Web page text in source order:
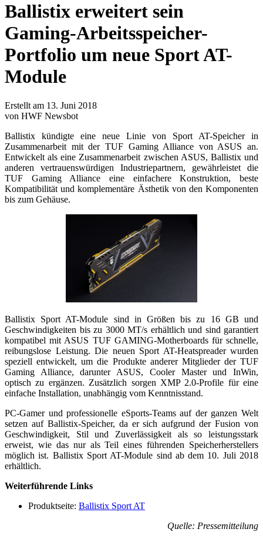
Ballistix erweitert sein
Gaming-Arbeitsspeicher-
Portfolio um neue Sport AT-
Module
Erstellt am 13. Juni 2018
von HWF Newsbot
Ballistix kündigte eine neue Linie von Sport AT-Speicher in
Zusammenarbeit mit der TUF Gaming Alliance von ASUS an.
Entwickelt als eine Zusammenarbeit zwischen ASUS, Ballistix und
anderen vertrauenswürdigen Industriepartnern, gewährleistet die
TUF Gaming Alliance eine einfachere Konstruktion, beste
Kompatibilität und komplementäre Ästhetik von den Komponenten
bis zum Gehäuse.
Ballistix Sport AT-Module sind in Größen bis zu 16 GB und
Geschwindigkeiten bis zu 3000 MT/s erhältlich und sind garantiert
kompatibel mit ASUS TUF GAMING-Motherboards für schnelle,
reibungslose Leistung. Die neuen Sport AT-Heatspreader wurden
speziell entwickelt, um die Produkte anderer Mitglieder der TUF
Gaming Alliance, darunter ASUS, Cooler Master und InWin,
optisch zu ergänzen. Zusätzlich sorgen XMP 2.0-Profile für eine
einfache Installation, unabhängig vom Kenntnisstand.
PC-Gamer und professionelle eSports-Teams auf der ganzen Welt
setzen auf Ballistix-Speicher, da er sich aufgrund der Fusion von
Geschwindigkeit, Stil und Zuverlässigkeit als so leistungsstark
erweist, wie das nur als Teil eines führenden Speicherherstellers
möglich ist. Ballistix Sport AT-Module sind ab dem 10. Juli 2018
erhältlich.
Weiterführende Links
Produktseite: Ballistix Sport AT
Quelle: Pressemitteilung